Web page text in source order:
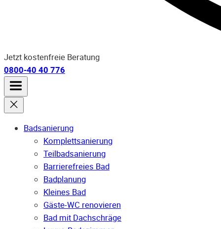
Jetzt kostenfreie Beratung
0800-40 40 776
Badsanierung
Komplettsanierung
Teilbadsanierung
Barrierefreies Bad
Badplanung
Kleines Bad
Gäste-WC renovieren
Bad mit Dachschräge